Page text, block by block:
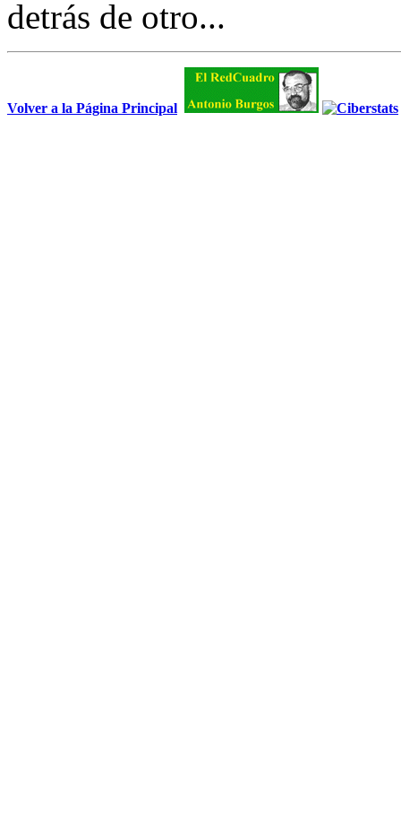
detrás de otro...
Volver a la Página Principal